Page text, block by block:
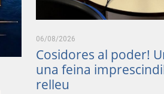
06/08/2026
Cosidores al poder!
una feina
relleu